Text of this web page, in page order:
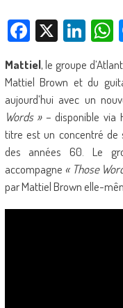
Facebook
X
Mattiel, le groupe
Mattiel Brown et du
aujourd’hui avec un
Words »– disponible via
titre est un concentré de
des années 60. Le
accompagne « Those
par Mattiel Brown elle-